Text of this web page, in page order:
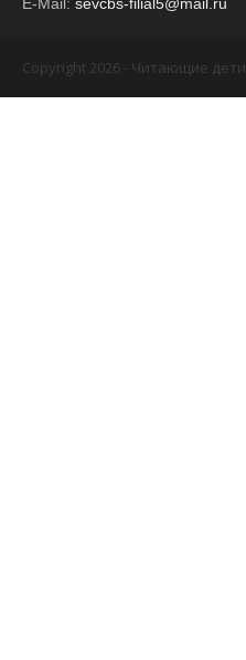
Copyright 2026 - Читающие дети